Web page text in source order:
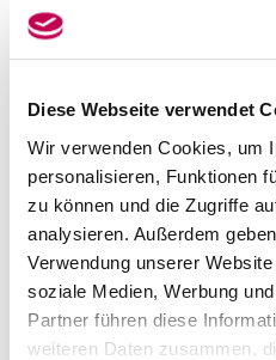
Diese Webseite verwendet
Wir verwenden Cookies, um
personalisieren, Funktionen
zu können und die Zugriffe
analysieren. Außerdem
Verwendung unserer
soziale Medien, Werbung
Partner führen diese
weiteren Daten zusammen,
(Internationales Zentrum für
Lehrtätigkeit HfMT
Violine/Viola, hmt Rostock,
Hochbegabte)
Spruch:„Niemand wird
dass wir die jungen Leute in
und wir uns darüber
ganzen Lebens
Quintilianus, 35-96 n.Chr./